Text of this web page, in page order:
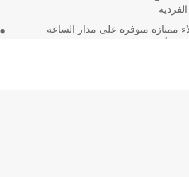
ممتازة متوفرة على مدار الساعة
في أي استفسار